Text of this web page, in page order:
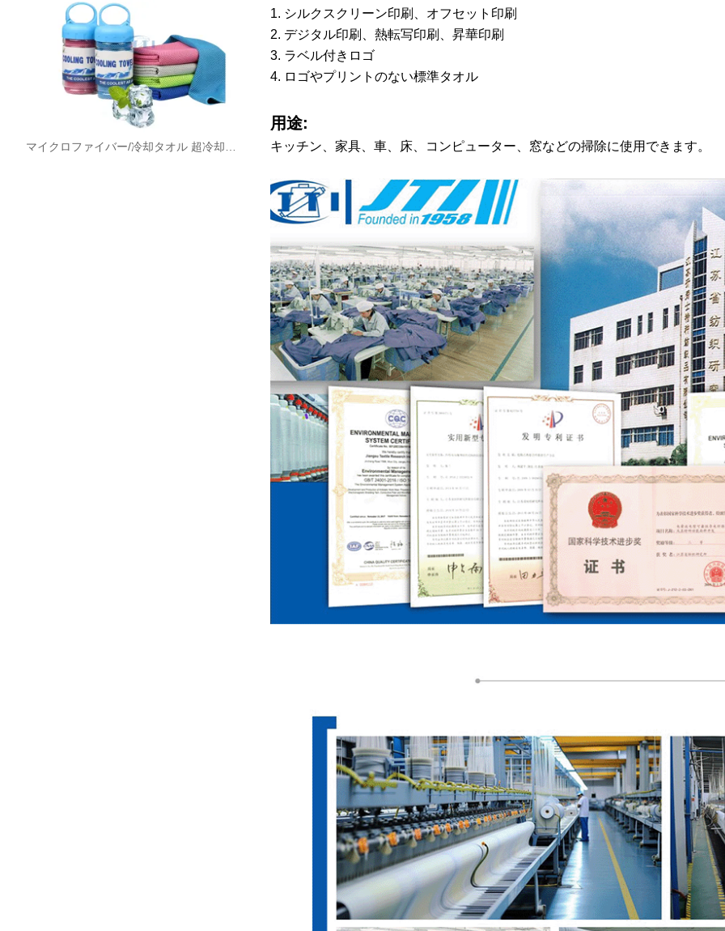
1. シルクスクリーン印刷、オフセット印刷
2. デジタル印刷、熱転写印刷、昇華印刷
3. ラベル付きロゴ
4. ロゴやプリントのない標準タオル
用途:
キッチン、家具、車、床、コンピューター、窓などの掃除に使用できます。